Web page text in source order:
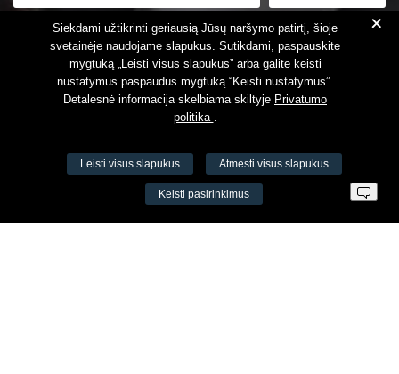
Susipažinau suPrivatumo politika
VŠĮ Fitneso mokymo centras AEROMIX
+
Siekdami užtikrinti geriausią Jūsų naršymo patirtį, šioje
svetainėje naudojame slapukus. Sutikdami, paspauskite
mygtuką „Leisti visus slapukus” arba galite keisti
nustatymus paspaudus mygtuką “Keisti nustatymus”.
Detalesnė informacija skelbiama skiltyje Privatumo
politika .
Leisti visus slapukus Atmesti visus slapukus
Keisti pasirinkimus